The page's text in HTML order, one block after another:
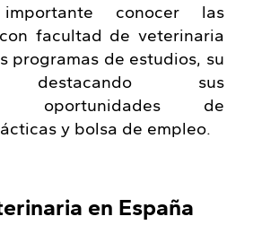
conocer las
facultad de veterinaria
programas de estudios, su
destacando sus
oportunidades de
y bolsa de empleo.
en España